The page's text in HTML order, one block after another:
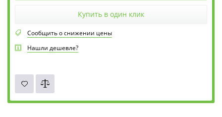
Купить в один клик
Сообщить о снижении цены
Нашли дешевле?